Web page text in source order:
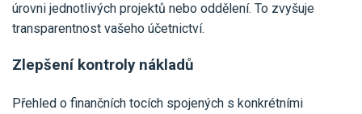
úrovni jednotlivých projektů nebo oddělení. To zvyšuje
transparentnost vašeho účetnictví.
Zlepšení kontroly nákladů
Přehled o finančních tocích spojených s konkrétními